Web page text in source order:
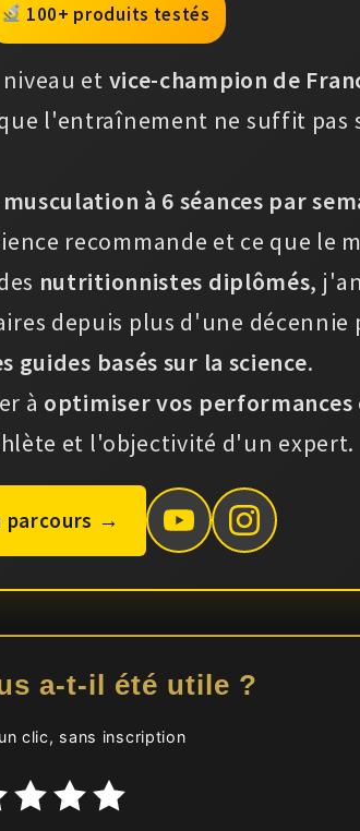
100+ produits testés
et vice-champion de
l'entraînement ne suffit pas
à 6 séances par
recommande et ce que le
nutritionnistes diplômés,
depuis plus d'une décennie
guides basés sur la science.
à optimiser vos
et l'objectivité d'un expert.
parcours →
a-t-il été utile ?
clic, sans inscription